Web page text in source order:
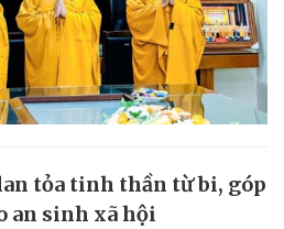
tỏa tinh thần từ bi, góp
an sinh xã hội